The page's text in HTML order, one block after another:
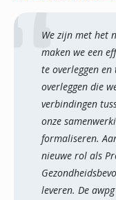
We zijn met het
maken we een
te overleggen
overleggen die
verbindingen
onze
formaliseren.
nieuwe rol als
leveren. De